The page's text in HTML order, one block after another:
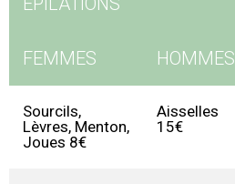
FEMMES HOMMES
Sourcils,
Lèvres, Menton,
Joues 8€
Aisselles
15€